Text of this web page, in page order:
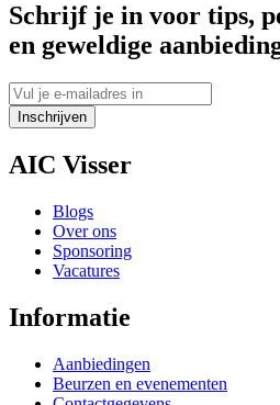
Schrijf je in voor tips,
en geweldige
Inschrijven
AIC Visser
Blogs
Over ons
Sponsoring
Vacatures
Informatie
Aanbiedingen
Beurzen en evenementen